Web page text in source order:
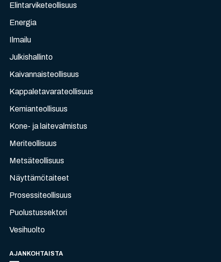
Elintarviketeollisuus
Energia
Ilmailu
Julkishallinto
Kaivannaisteollisuus
Kappaletavarateollisuus
Kemianteollisuus
Kone- ja laitevalmistus
Meriteollisuus
Metsäteollisuus
Näyttämötaiteet
Prosessiteollisuus
Puolustussektori
Vesihuolto
AJANKOHTAISTA